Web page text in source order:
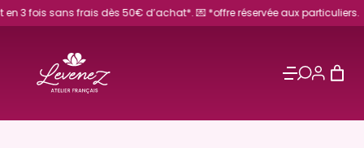
Aller
au
50€ d’achat*. 💌 *offre réservée aux particuliers.